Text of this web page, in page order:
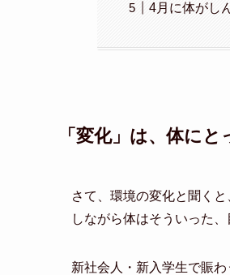
4月に体がし
「変化」は、体に
さて、環境の変化と聞く
しながら体はそういった
新社会人・新入学生で賑